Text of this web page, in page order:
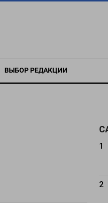
ВЫБОР РЕДАКЦИИ
1
2